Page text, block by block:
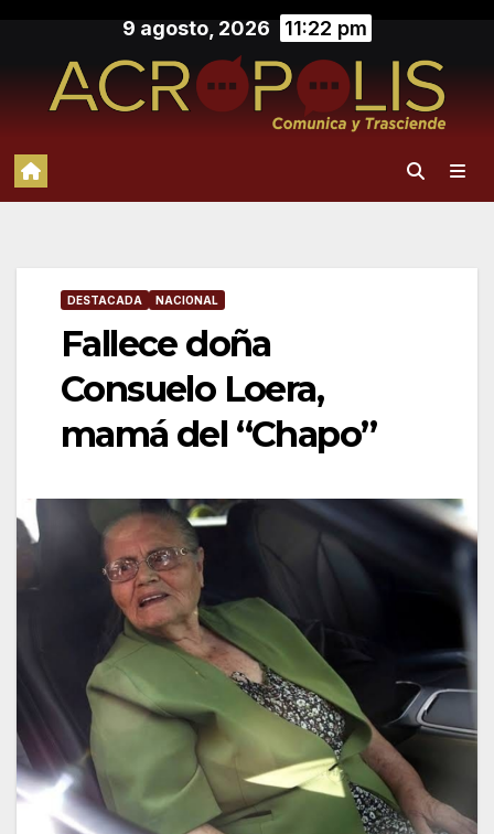
contenido
9 agosto, 2026 11:22 pm
DESTACADA NACIONAL
Fallece doña
Consuelo Loera,
mamá del “Chapo”